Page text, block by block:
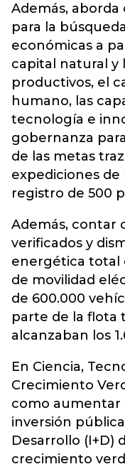
Además,
para la
económicas a
capital natural y
productivos, el
humano, las
tecnología e
gobernanza
de las metas
expediciones de
registro de 500
Además, contar
verificados y
energética total
de movilidad
de 600.000
parte de la flota
alcanzaban los
En Ciencia,
Crecimiento
como aumentar
inversión
Desarrollo (I+D)
crecimiento